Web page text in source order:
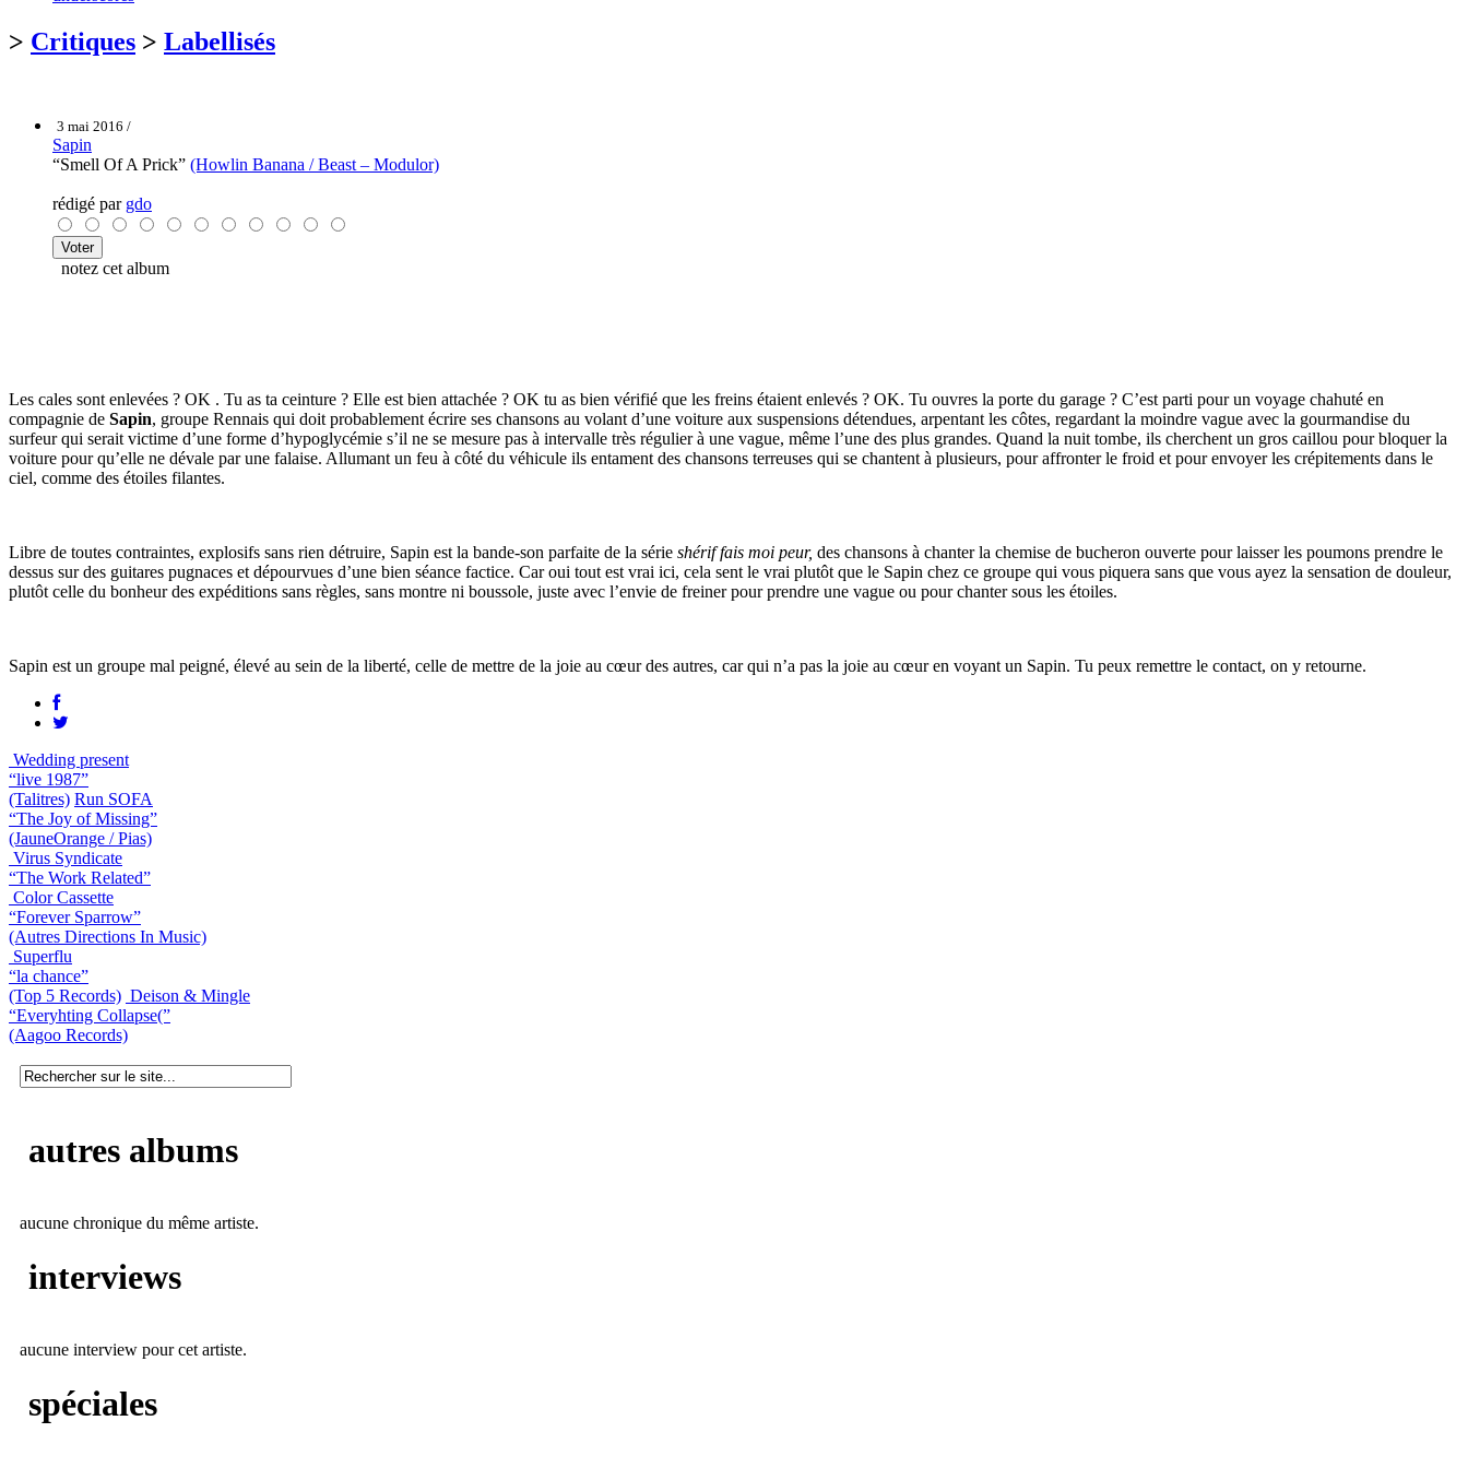
> Critiques > Labellisés
3 mai 2016 /
Sapin
“Smell Of A Prick” (Howlin Banana / Beast – Modulor)
rédigé par gdo
notez cet album
Les cales sont enlevées ? OK . Tu as ta ceinture ? Elle est bien attachée ? OK tu as bien vérifié que les freins étaient enlevés ? OK. Tu ouvres la porte du garage ? C’est parti pour un voyage chahuté en
compagnie de Sapin, groupe Rennais qui doit probablement écrire ses chansons au volant d’une voiture aux suspensions détendues, arpentant les côtes, regardant la moindre vague avec la gourmandise du
surfeur qui serait victime d’une forme d’hypoglycémie s’il ne se mesure pas à intervalle très régulier à une vague, même l’une des plus grandes. Quand la nuit tombe, ils cherchent un gros caillou pour bloquer la
voiture pour qu’elle ne dévale par une falaise. Allumant un feu à côté du véhicule ils entament des chansons terreuses qui se chantent à plusieurs, pour affronter le froid et pour envoyer les crépitements dans le
ciel, comme des étoiles filantes.
Libre de toutes contraintes, explosifs sans rien détruire, Sapin est la bande-son parfaite de la série shérif fais moi peur, des chansons à chanter la chemise de bucheron ouverte pour laisser les poumons prendre le
dessus sur des guitares pugnaces et dépourvues d’une bien séance factice. Car oui tout est vrai ici, cela sent le vrai plutôt que le Sapin chez ce groupe qui vous piquera sans que vous ayez la sensation de douleur,
plutôt celle du bonheur des expéditions sans règles, sans montre ni boussole, juste avec l’envie de freiner pour prendre une vague ou pour chanter sous les étoiles.
Sapin est un groupe mal peigné, élevé au sein de la liberté, celle de mettre de la joie au cœur des autres, car qui n’a pas la joie au cœur en voyant un Sapin. Tu peux remettre le contact, on y retourne.
Wedding present
“live 1987”
(Talitres) Run SOFA
“The Joy of Missing”
(JauneOrange / Pias)
Virus Syndicate
“The Work Related”
Color Cassette
“Forever Sparrow”
(Autres Directions In Music)
Superflu
“la chance”
(Top 5 Records) Deison & Mingle
“Everyhting Collapse(”
(Aagoo Records)
autres albums
aucune chronique du même artiste.
interviews
aucune interview pour cet artiste.
spéciales